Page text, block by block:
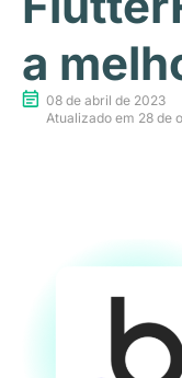
a
08 de abril de 2023
Atualizado em 28 de